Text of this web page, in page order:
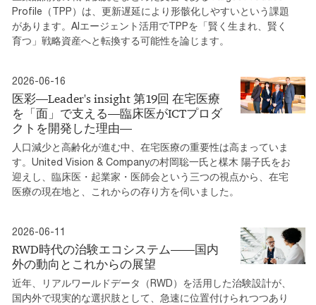
Profile（TPP）は、更新遅延により形骸化しやすいという課題
があります。AIエージェント活用でTPPを「賢く生まれ、賢く
育つ」戦略資産へと転換する可能性を論じます。
2026-06-16
医彩―Leader's insight 第19回 在宅医療
を「面」で支える―臨床医がICTプロダ
クトを開発した理由―
人口減少と高齢化が進む中、在宅医療の重要性は高まっていま
す。United Vision & Companyの村岡聡一氏と楳木 陽子氏をお
迎えし、臨床医・起業家・医師会という三つの視点から、在宅
医療の現在地と、これからの存り方を伺いました。
2026-06-11
RWD時代の治験エコシステム――国内
外の動向とこれからの展望
近年、リアルワールドデータ（RWD）を活用した治験設計が、
国内外で現実的な選択肢として、急速に位置付けられつつあり